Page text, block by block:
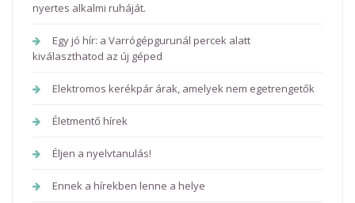
nyertes alkalmi ruháját.
Egy jó hír: a Varrógépgurunál percek alatt
kiválaszthatod az új géped
Elektromos kerékpár árak, amelyek nem egetrengetők
Életmentő hírek
Éljen a nyelvtanulás!
Ennek a hírekben lenne a helye